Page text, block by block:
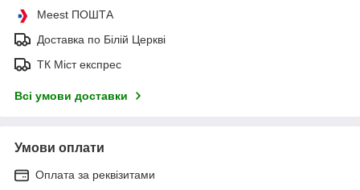
Meest ПОШТА
Доставка по Білій Церкві
ТК Міст експрес
Всі умови доставки
Умови оплати
Оплата за реквізитами